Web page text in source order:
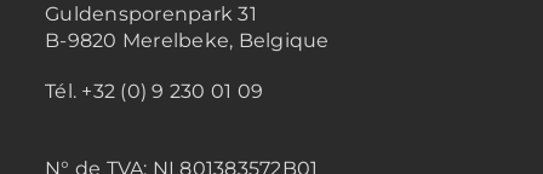
Guldensporenpark 31
B-9820 Merelbeke, Belgique
Tél. +32 (0) 9 230 01 09
N° de TVA: NL801383572B01